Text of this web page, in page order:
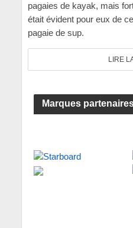
pagaies de kayak, mais
était évident pour eux de
pagaie de sup.
LIRE
Marques